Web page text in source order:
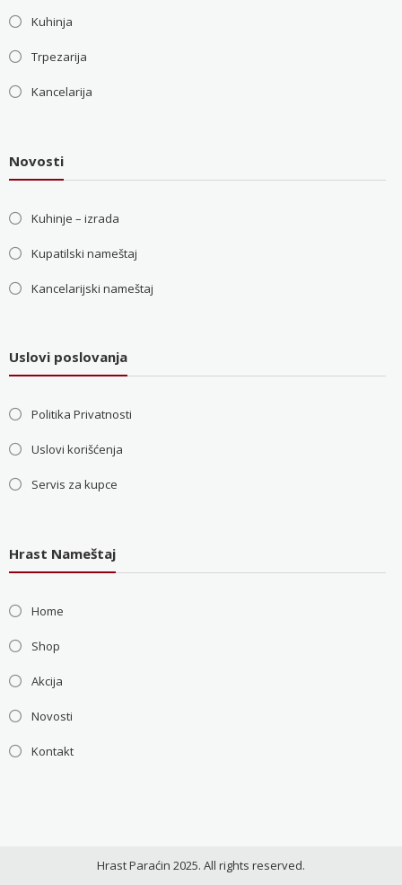
Kuhinja
Trpezarija
Kancelarija
Novosti
Kuhinje – izrada
Kupatilski nameštaj
Kancelarijski nameštaj
Uslovi poslovanja
Politika Privatnosti
Uslovi korišćenja
Servis za kupce
Hrast Nameštaj
Home
Shop
Akcija
Novosti
Kontakt
Hrast Paraćin 2025. All rights reserved.